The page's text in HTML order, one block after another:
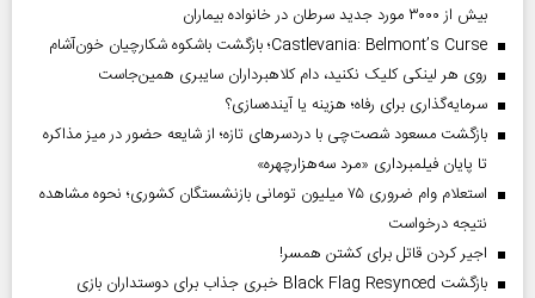
بیش از ۳۰۰۰ مورد جدید سرطان در خانواده بیماران
Castlevania: Belmont’s Curse؛ بازگشت باشکوه شکارچیان خون‌آشام
روی هر لینکی کلیک نکنید، دام کلاهبرداران سایبری همین‌جاست
سرمایه‌گذاری برای رفاه؛ هزینه یا آینده‌سازی؟
بازگشت مسعود شصت‌چی با دردسر‌های تازه؛ از شایعه حضور در میز مذاکره
تا پایان فیلمبرداری «مرد سه‌هزارچهره»
استعلام وام ضروری ۷۵ میلیون تومانی بازنشستگان کشوری؛ نحوه مشاهده
نتیجه درخواست
اجیر کردن قاتل برای کشتن همسر!
بازگشت Black Flag Resynced خبری جذاب برای دوستداران بازی